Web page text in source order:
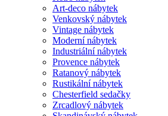
Art-deco nábytek
Venkovský nábytek
Vintage nábytek
Moderní nábytek
Industriální nábytek
Provence nábytek
Ratanový nábytek
Rustikální nábytek
Chesterfield sedačky
Zrcadlový nábytek